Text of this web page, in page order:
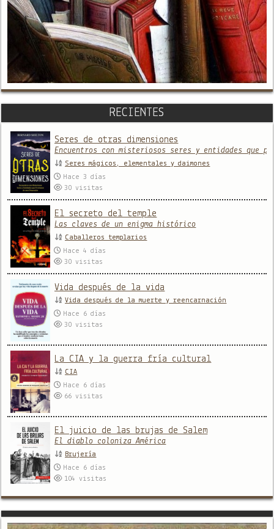
RECIENTES
Seres de otras dimensiones
Encuentros con misteriosos seres y entidades que
Seres mágicos, elementales y daimones
Hace 3 días
30visitas
El secreto del temple
Las claves de un enigma histórico
Caballeros templarios
Hace 4 días
30visitas
Vida después de la vida
Vida después de la muerte y reencarnación
Hace 6 días
30visitas
La CIA y la guerra fría cultural
CIA
Hace 6 días
66visitas
El juicio de las brujas de Salem
El diablo coloniza América
Brujería
Hace 6 días
104visitas